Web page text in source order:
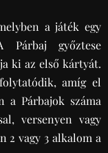
a játék egy
Párbaj győztese
ki az első kártyát.
amíg el
a Párbajok száma
versenyen vagy
2 vagy 3 alkalom a